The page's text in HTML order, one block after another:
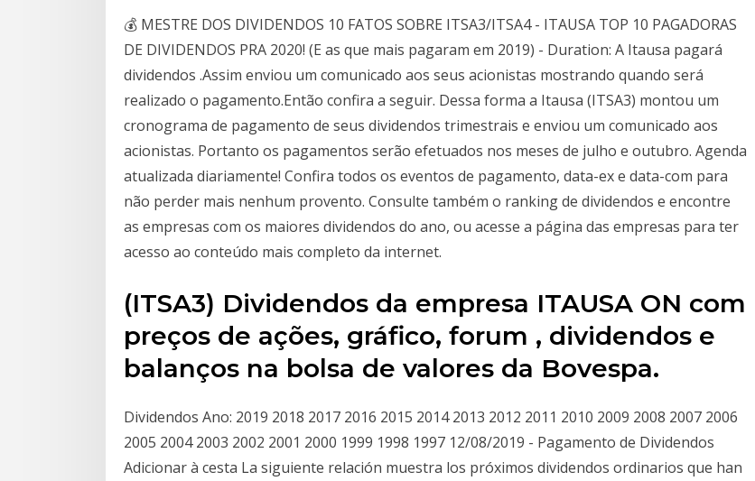
💰 MESTRE DOS DIVIDENDOS 10 FATOS SOBRE ITSA3/ITSA4 - ITAUSA TOP 10 PAGADORAS
DE DIVIDENDOS PRA 2020! (E as que mais pagaram em 2019) - Duration: A Itausa pagará
dividendos .Assim enviou um comunicado aos seus acionistas mostrando quando será
realizado o pagamento.Então confira a seguir. Dessa forma a Itausa (ITSA3) montou um
cronograma de pagamento de seus dividendos trimestrais e enviou um comunicado aos
acionistas. Portanto os pagamentos serão efetuados nos meses de julho e outubro. Agenda
atualizada diariamente! Confira todos os eventos de pagamento, data-ex e data-com para
não perder mais nenhum provento. Consulte também o ranking de dividendos e encontre
as empresas com os maiores dividendos do ano, ou acesse a página das empresas para ter
acesso ao conteúdo mais completo da internet.
(ITSA3) Dividendos da empresa ITAUSA ON com
preços de ações, gráfico, forum , dividendos e
balanços na bolsa de valores da Bovespa.
Dividendos Ano: 2019 2018 2017 2016 2015 2014 2013 2012 2011 2010 2009 2008 2007 2006
2005 2004 2003 2002 2001 2000 1999 1998 1997 12/08/2019 - Pagamento de Dividendos
Adicionar à cesta La siguiente relación muestra los próximos dividendos ordinarios que han